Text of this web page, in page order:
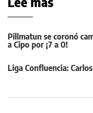
Pillmatun se coronó
a Cipo por ¡7 a 0!
Liga Confluencia: